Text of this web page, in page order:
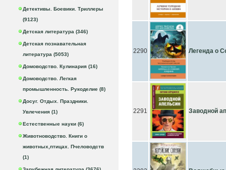
Детективы. Боевики. Триллеры
(9123)
Детская литература (346)
Детская познавательная
литература (5053)
Домоводство. Кулинария (16)
Домоводство. Легкая
промышленность. Рукоделие (8)
Досуг. Отдых. Праздники.
Увлечения (1)
Естественные науки (6)
Животноводство. Книги о
животных,птицах. Пчеловодств
(1)
2290 Легенда о
2291 Заводной